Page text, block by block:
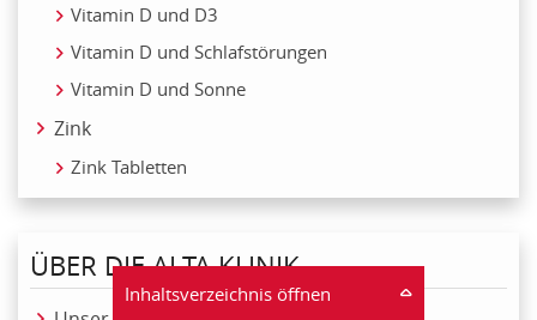
Inhaltsverzeichnis öffnen
Vitamin D und D3
Vitamin D und Schlafstörungen
Vitamin D und Sonne
Zink
Zink Tabletten
ÜBER DIE ALTA KLINIK